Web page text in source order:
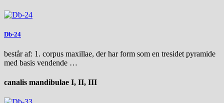
Db-24
består af: 1. corpus maxillae, der har form som en tresidet pyramide
med basis vendende …
canalis mandibulae I, II, III